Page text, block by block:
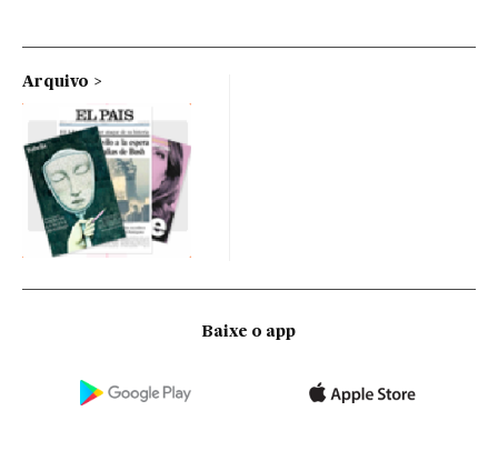
Arquivo
Baixe o app